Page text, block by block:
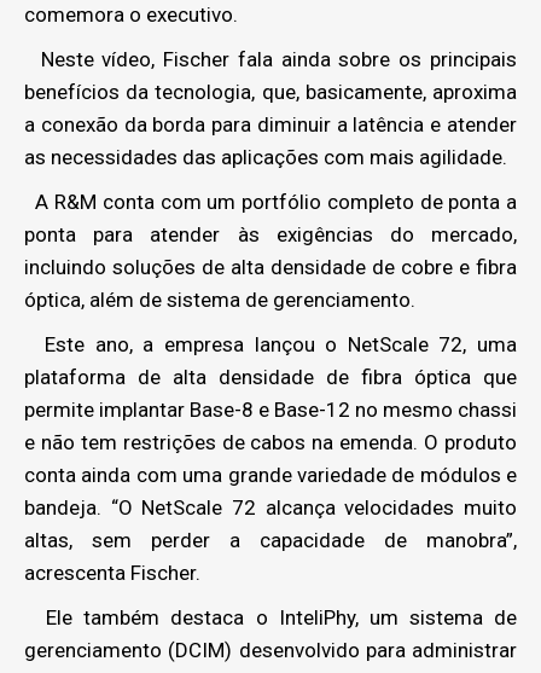
comemora o executivo.
Neste vídeo, Fischer fala ainda sobre os principais
benefícios da tecnologia, que, basicamente, aproxima
a conexão da borda para diminuir a latência e atender
as necessidades das aplicações com mais agilidade.
A R&M conta com um portfólio completo de ponta a
ponta para atender às exigências do mercado,
incluindo soluções de alta densidade de cobre e fibra
óptica, além de sistema de gerenciamento.
Este ano, a empresa lançou o NetScale 72, uma
plataforma de alta densidade de fibra óptica que
permite implantar Base-8 e Base-12 no mesmo chassi
e não tem restrições de cabos na emenda. O produto
conta ainda com uma grande variedade de módulos e
bandeja. “O NetScale 72 alcança velocidades muito
altas, sem perder a capacidade de manobra”,
acrescenta Fischer.
Ele também destaca o InteliPhy, um sistema de
gerenciamento (DCIM) desenvolvido para administrar